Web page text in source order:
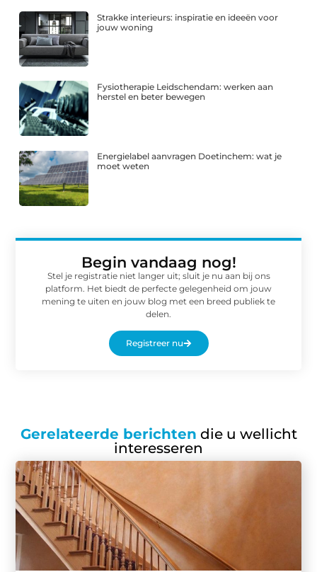
Strakke interieurs: inspiratie en ideeën voor
jouw woning
Fysiotherapie Leidschendam: werken aan
herstel en beter bewegen
Energielabel aanvragen Doetinchem: wat je
moet weten
Begin vandaag nog!
Stel je registratie niet langer uit; sluit je nu aan bij ons
platform. Het biedt de perfecte gelegenheid om jouw
mening te uiten en jouw blog met een breed publiek te
delen.
Registreer nu
Gerelateerde berichten die u wellicht
interesseren